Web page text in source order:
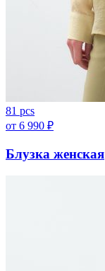
81 pcs
от 6 990 ₽
Блузка женская